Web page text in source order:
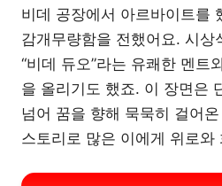
비데 공장에서 아르바이트를
감개무량함을 전했어요. 시상
“비데 듀오”라는 유쾌한 멘트
을 올리기도 했죠. 이 장면은
넘어 꿈을 향해 묵묵히 걸어
스토리로 많은 이에게 위로와